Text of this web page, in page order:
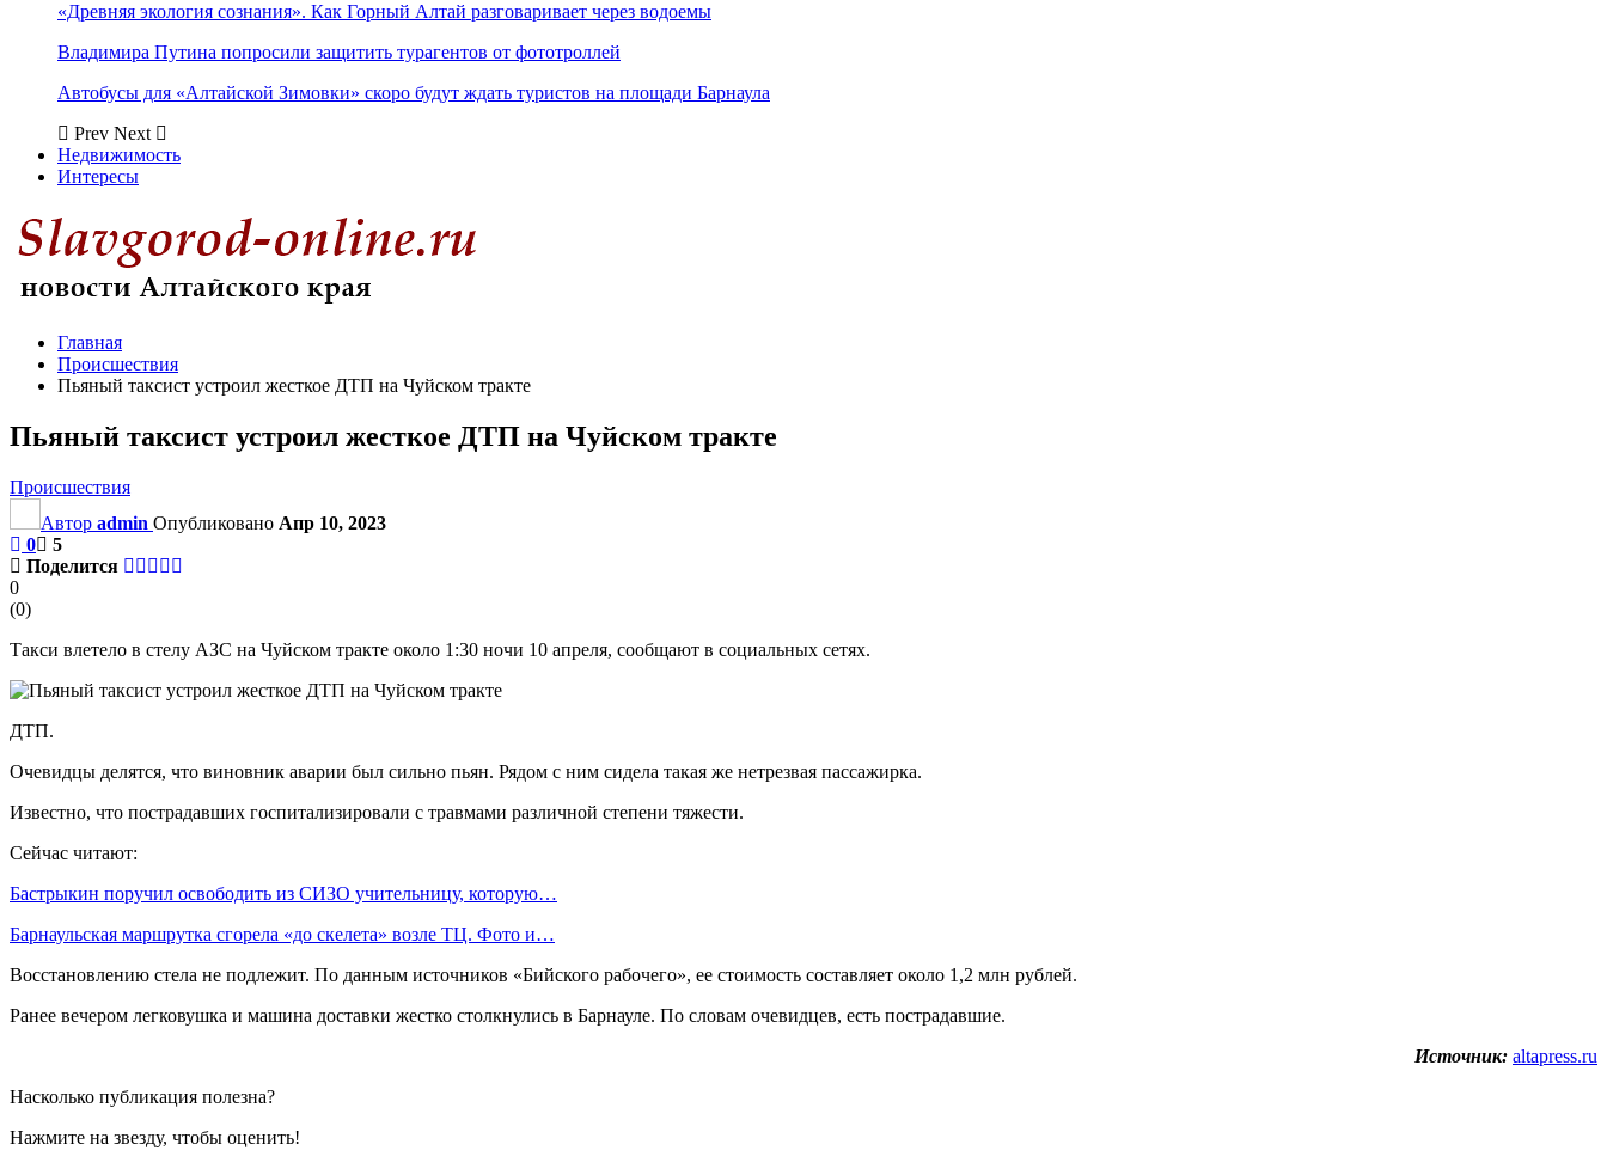
«Древняя экология сознания». Как Горный Алтай разговаривает через водоемы
Владимира Путина попросили защитить турагентов от фототроллей
Автобусы для «Алтайской Зимовки» скоро будут ждать туристов на площади Барнаула
Prev Next
Недвижимость
Интересы
Главная
Происшествия
Пьяный таксист устроил жесткое ДТП на Чуйском тракте
Пьяный таксист устроил жесткое ДТП на Чуйском тракте
Происшествия
Автор admin Опубликовано Апр 10, 2023
0
5
Поделится
0
(0)
Такси влетело в стелу АЗС на Чуйском тракте около 1:30 ночи 10 апреля, сообщают в социальных сетях.
ДТП.
Очевидцы делятся, что виновник аварии был сильно пьян. Рядом с ним сидела такая же нетрезвая пассажирка.
Известно, что пострадавших госпитализировали с травмами различной степени тяжести.
Сейчас читают:
Бастрыкин поручил освободить из СИЗО учительницу, которую…
Барнаульская маршрутка сгорела «до скелета» возле ТЦ. Фото и…
Восстановлению стела не подлежит. По данным источников «Бийского рабочего», ее стоимость составляет около 1,2 млн рублей.
Ранее вечером легковушка и машина доставки жестко столкнулись в Барнауле. По словам очевидцев, есть пострадавшие.
Источник: altapress.ru
Насколько публикация полезна?
Нажмите на звезду, чтобы оценить!